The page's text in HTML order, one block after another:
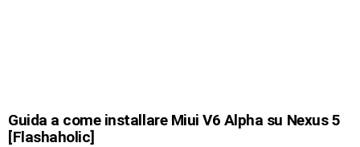
Guida a come installare Miui V6 Alpha su Nexus 5
[Flashaholic]